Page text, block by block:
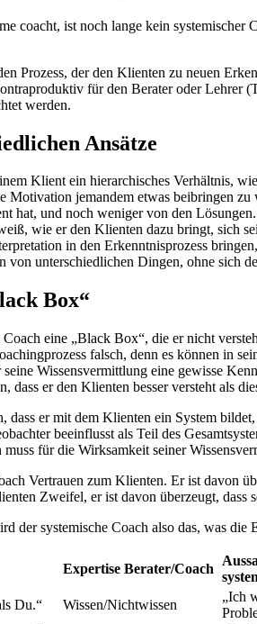
coacht, ist noch lange kein systemischer
Prozess, der den Klienten zu neuen
für den Berater oder Lehrer
werden.
Ansätze
Klient ein hierarchisches Verhältnis,
Motivation jemandem etwas beibringen
hat, und noch weniger von den
wie er den Klienten dazu bringt, sich
in den Erkenntnisprozess
von unterschiedlichen Dingen, ohne sich
Box“
eine „Black Box“, die er nicht
falsch, denn es können in
Wissensvermittlung eine gewisse
dass er den Klienten besser versteht als
dass er mit dem Klienten ein System
beeinflusst als Teil des
muss für die Wirksamkeit seiner
Vertrauen zum Klienten. Er ist davon
Zweifel, er ist davon überzeugt,
der systemische Coach also das, was
Expertise Berater/Coach
Du.“
Wissen/Nichtwissen
„Ich